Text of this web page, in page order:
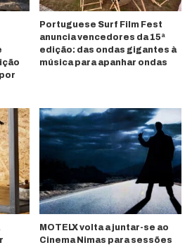
Portuguese Surf Film Fest
anuncia vencedores da 15ª
edição: das ondas gigantes à
música para apanhar ondas
MOTELX volta a juntar-se ao
Cinema Nimas para sessões